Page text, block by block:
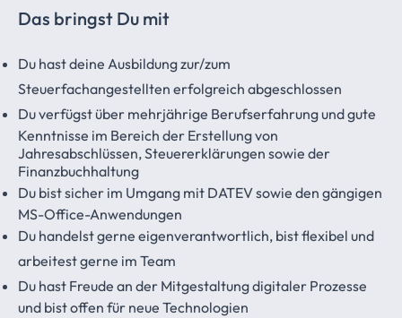
Das bringst Du mit
Du hast deine Ausbildung zur/zum
Steuerfachangestellten erfolgreich abgeschlossen
Du verfügst über mehrjährige Berufserfahrung und gute
Kenntnisse im Bereich der Erstellung von
Jahresabschlüssen, Steuererklärungen sowie der
Finanzbuchhaltung
Du bist sicher im Umgang mit DATEV sowie den gängigen
MS-Office-Anwendungen
Du handelst gerne eigenverantwortlich, bist flexibel und
arbeitest gerne im Team
Du hast Freude an der Mitgestaltung digitaler Prozesse
und bist offen für neue Technologien